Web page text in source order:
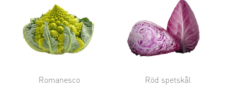
Romanesco Röd spetskål